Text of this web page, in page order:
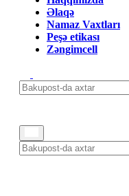
Əlaqə
Namaz Vaxtları
Peşə etikası
Zəngimcell